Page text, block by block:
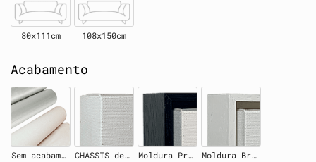
80x111cm 108x150cm
Acabamento
Sem acabamento CHASSIS de madeira 4cm Moldura Preta Moldura Branca